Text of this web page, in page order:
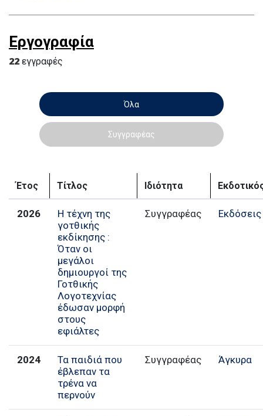
Εργογραφία
22 εγγραφές
Όλα
Συγγραφέας
Έτος Τίτλος Ιδιότητα
2026
Η τέχνη της
γοτθικής
εκδίκησης :
Όταν οι
μεγάλοι
δημιουργοί της
Γοτθικής
Λογοτεχνίας
έδωσαν μορφή
στους
εφιάλτες
Συγγραφέας
2024
Τα παιδιά που
έβλεπαν τα
τρένα να
περνούν
Συγγραφέας Άγκυρα